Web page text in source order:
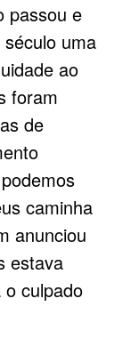
passou e
uma
ao
foram
de
caminha
anunciou
estava
culpado